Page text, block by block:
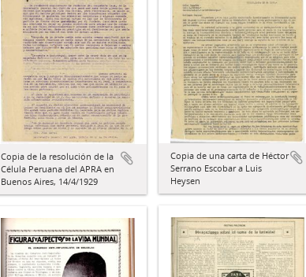
Copia de la resolución de la
Célula Peruana del APRA en
Buenos Aires, 14/4/1929
Copia de una carta de Héctor
Serrano Escobar a Luis
Heysen